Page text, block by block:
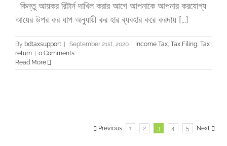
কিন্তু আয়কর রিটার্ন দাখিল করার আগে আপনাকে আপনার করযোগ্য
আয়ের উপর কর ধাপ অনুযায়ী কর হার ব্যবহার করে করদায় [...]
By bdtaxsupport September 21st, 2020 Income Tax, Tax Filing, Tax
return
0 Comments
Read More
Previous 1 2 3 4 5 Next